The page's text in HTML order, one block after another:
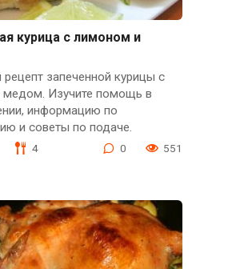
курица с лимоном и
запеченной курицы с
Изучите помощь в
информацию по
и советы по подаче.
4 0 551